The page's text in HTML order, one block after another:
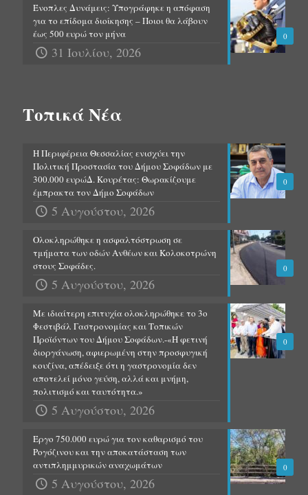
0
Ένοπλες Δυνάμεις: Υπογράφηκε η απόφαση
για το επίδομα διοίκησης – Ποιοι θα λάβουν
έως 500 ευρώ τον μήνα
31 Ιουλίου, 2026
Τοπικά Νέα
0
Η Περιφέρεια Θεσσαλίας ενισχύει την
Πολιτική Προστασία του Δήμου Σοφάδων με
300.000 ευρώΔ. Κουρέτας: Θωρακίζουμε
έμπρακτα τον Δήμο Σοφάδων
5 Αυγούστου, 2026
0
Ολοκληρώθηκε η ασφαλτόστρωση σε
τμήματα των οδών Ανθέων και Κολοκοτρώνη
στους Σοφάδες.
5 Αυγούστου, 2026
0
Με ιδιαίτερη επιτυχία ολοκληρώθηκε το 3ο
Φεστιβάλ Γαστρονομίας και Τοπικών
Προϊόντων του Δήμου Σοφάδων.-«Η φετινή
διοργάνωση, αφιερωμένη στην προσφυγική
κουζίνα, απέδειξε ότι η γαστρονομία δεν
αποτελεί μόνο γεύση, αλλά και μνήμη,
πολιτισμό και ταυτότητα.»
5 Αυγούστου, 2026
0
Έργο 750.000 ευρώ για τον καθαρισμό του
Ρογόζινου και την αποκατάσταση των
αντιπλημμυρικών αναχωμάτων
5 Αυγούστου, 2026